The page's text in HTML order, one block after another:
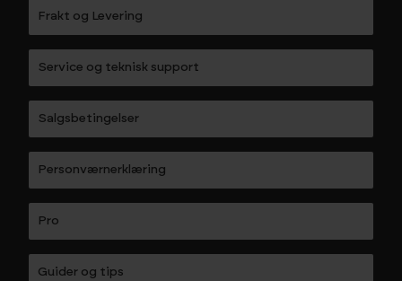
Frakt og Levering
Service og teknisk support
Salgsbetingelser
Personværnerklæring
Pro
Guider og tips